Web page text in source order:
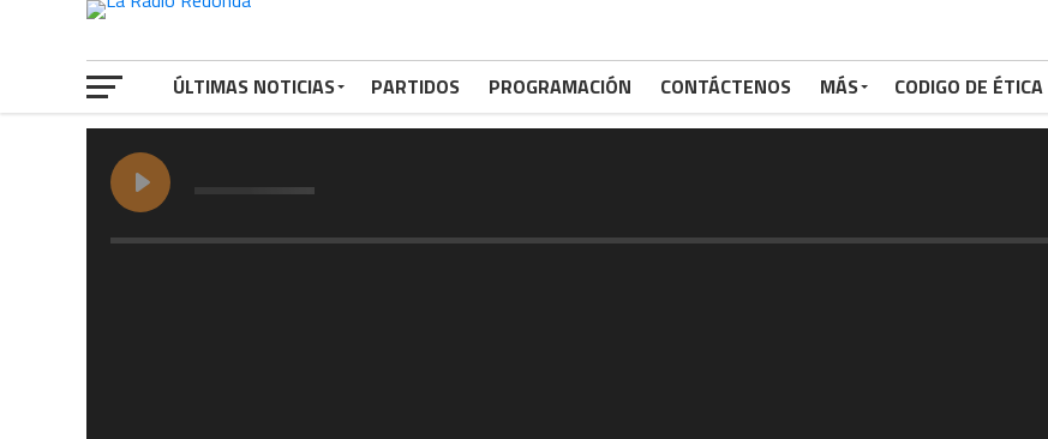
ÚLTIMAS NOTICIAS PARTIDOS PROGRAMACIÓN CONTÁCTENOS MÁS CODIGO DE ÉTICA